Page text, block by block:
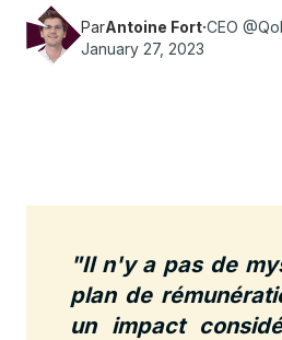
ParAntoine Fort·CEO
January 27, 2023
‍"Il n'y a pas de
plan de
un impact